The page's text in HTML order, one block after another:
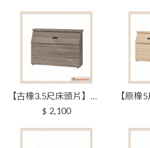
【古橡3.5尺床頭片】【2026-H205-3】【添興家具】
$ 2,100